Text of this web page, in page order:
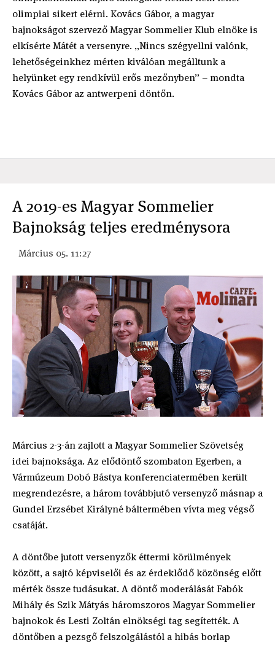
olimpiai sikert elérni. Kovács Gábor, a magyar
bajnokságot szervező Magyar Sommelier Klub elnöke is
elkísérte Mátét a versenyre. „Nincs szégyellni valónk,
lehetőségeinkhez mérten kiválóan megálltunk a
helyünket egy rendkívül erős mezőnyben” – mondta
Kovács Gábor az antwerpeni döntőn.
A 2019-es Magyar Sommelier
Bajnokság teljes eredménysora
Március 05. 11:27
Március 2-3-án zajlott a Magyar Sommelier Szövetség
idei bajnoksága. Az elődöntő szombaton Egerben, a
Vármúzeum Dobó Bástya konferenciatermében került
megrendezésre, a három továbbjutó versenyző másnap a
Gundel Erzsébet Királyné báltermében vívta meg végső
csatáját.
A döntőbe jutott versenyzők éttermi körülmények
között, a sajtó képviselői és az érdeklődő közönség előtt
mérték össze tudásukat. A döntő moderálását Fabók
Mihály és Szik Mátyás háromszoros Magyar Sommelier
bajnokok és Lesti Zoltán elnökségi tag segítették. A
döntőben a pezsgő felszolgálástól a hibás borlap